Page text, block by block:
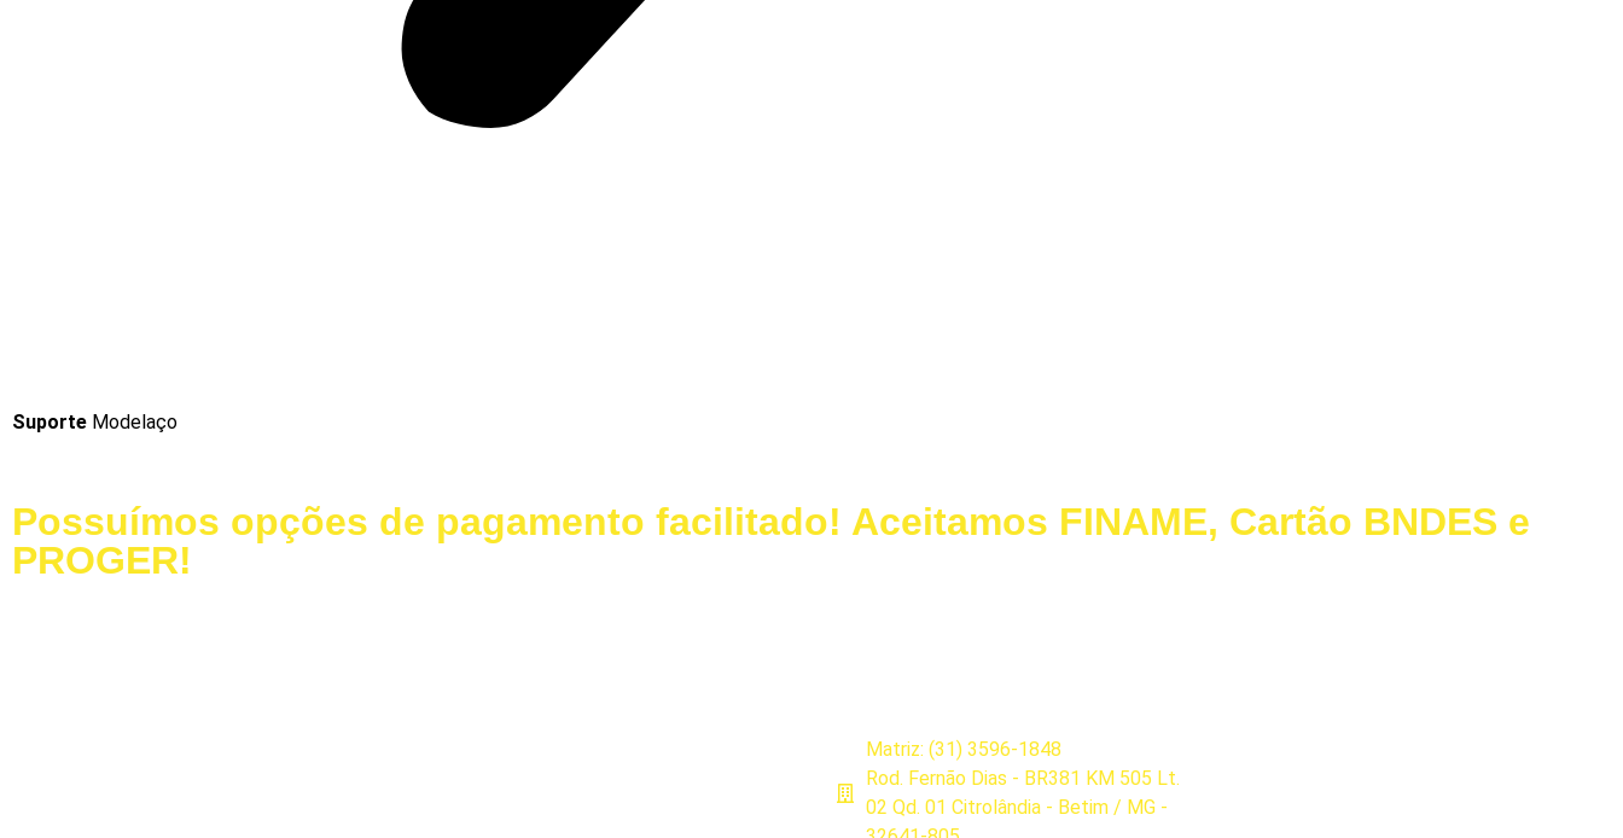
Suporte Modelaço
Possuímos opções de pagamento facilitado! Aceitamos FINAME, Cartão BNDES e
PROGER!
Matriz: (31) 3596-1848
Rod. Fernão Dias - BR381 KM 505 Lt.
02 Qd. 01 Citrolândia - Betim / MG -